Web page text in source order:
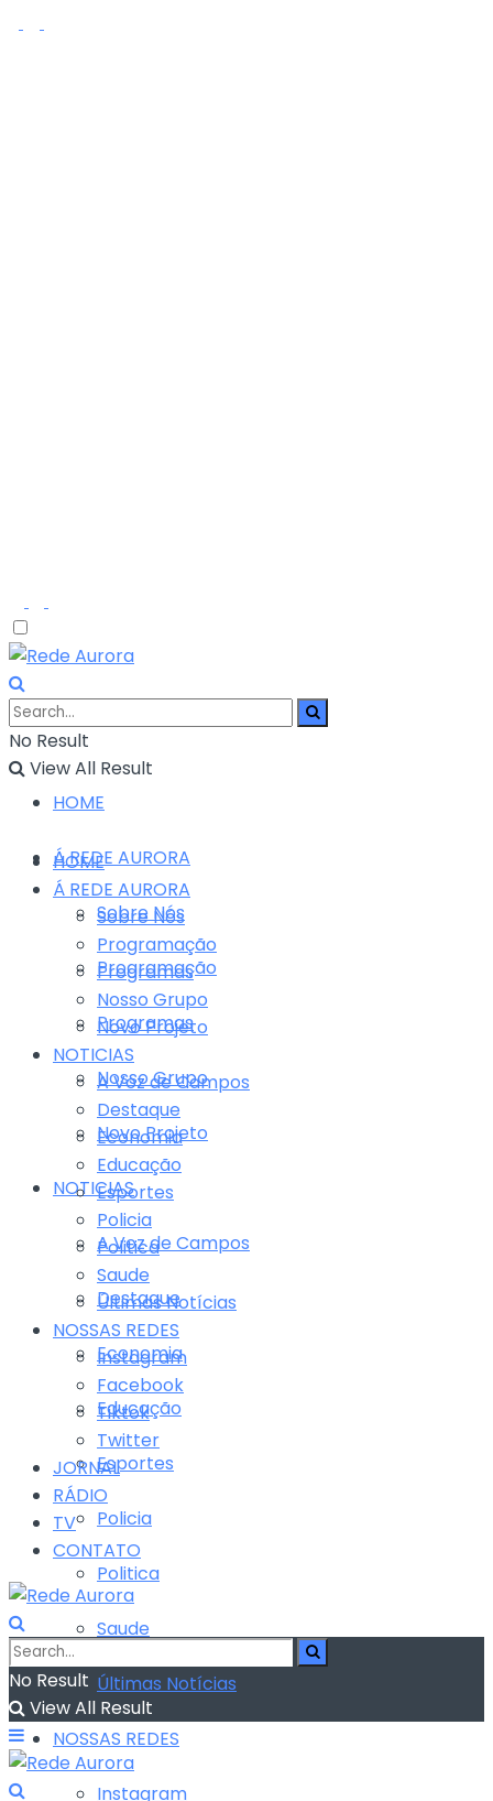
No Result
View All Result
HOME
Á REDE AURORA
Sobre Nós
Programação
Programas
Nosso Grupo
Novo Projeto
NOTICIAS
A Voz de Campos
Destaque
Economia
Educação
Esportes
Policia
Politica
Saude
Últimas Notícias
NOSSAS REDES
Instagram
HOME
Á REDE AURORA
Sobre Nós
Programação
Programas
Nosso Grupo
Novo Projeto
NOTICIAS
A Voz de Campos
Destaque
Economia
Educação
Esportes
Policia
Politica
Saude
Últimas Notícias
NOSSAS REDES
Instagram
Facebook
Tiktok
Twitter
JORNAL
RÁDIO
TV
CONTATO
No Result
View All Result